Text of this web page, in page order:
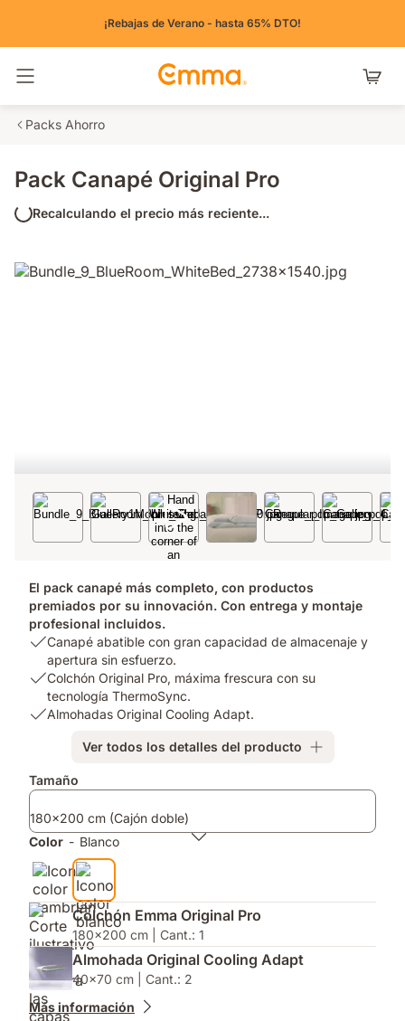
¡Rebajas de Verano - hasta 65% DTO!
Packs Ahorro
Pack Canapé Original Pro
Recalculando el precio más reciente...
El pack canapé más completo, con productos
premiados por su innovación. Con entrega y montaje
profesional incluidos.
USP
Canapé
abatible
con
capacidad
almacenaje
apertura
sin
esfuerzo.
Canapé abatible con gran capacidad de almacenaje y
apertura sin esfuerzo.
USP
Colchón
frescura
su
tecnología
ThermoSync.
Colchón Original Pro, máxima frescura con su
tecnología ThermoSync.
USP
Almohadas
Cooling
Almohadas Original Cooling Adapt.
Ver todos los detalles del producto
Complementos
Tamaño
180x200 cm (Cajón doble)
Color - Blanco
Colchón Emma Original Pro
180x200 cm | Cant.: 1
Almohada Original Cooling Adapt
40x70 cm | Cant.: 2
Más información